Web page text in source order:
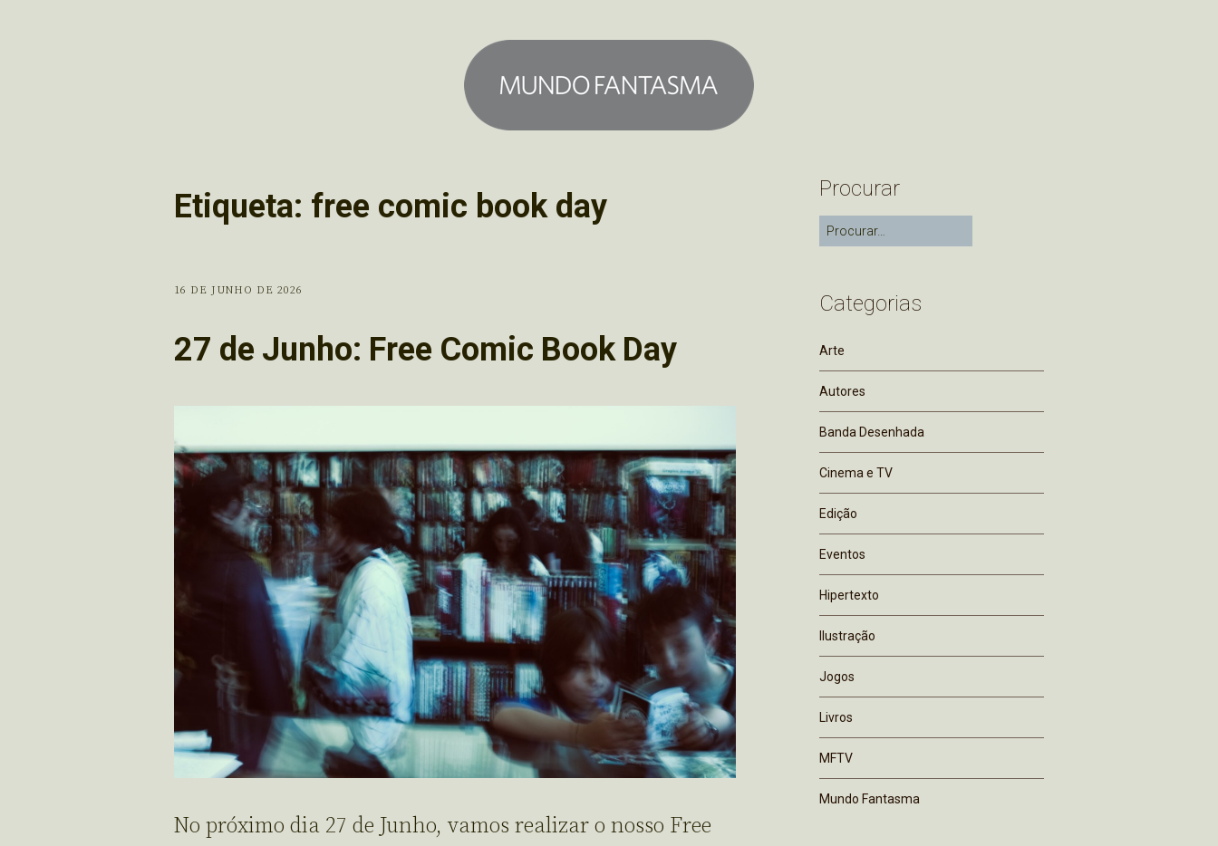
Etiqueta: free comic book day
16 DE JUNHO DE 2026
27 de Junho: Free Comic Book Day
No próximo dia 27 de Junho, vamos realizar o nosso Free
Procurar
Categorias
Arte
Autores
Banda Desenhada
Cinema e TV
Edição
Eventos
Hipertexto
Ilustração
Jogos
Livros
MFTV
Mundo Fantasma